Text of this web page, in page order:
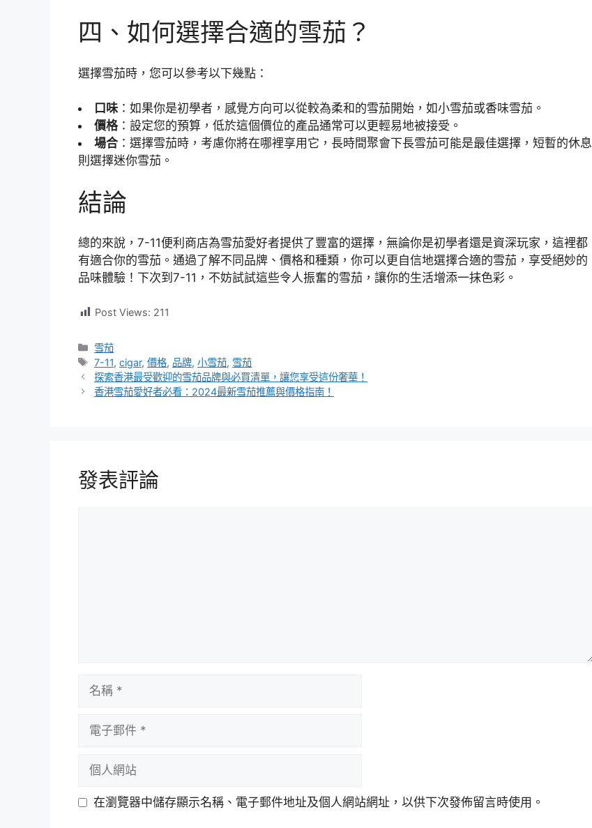
四、如何選擇合適的雪茄？
選擇雪茄時，您可以參考以下幾點：
口味 ：如果你是初學者，感覺方向可以從較為柔和的雪茄開始，如小雪茄或香味雪茄。
價格：設定您的預算，低於這個價位的產品通常可以更輕易地被接受。
場合 ：選擇雪茄時，考慮你將在哪裡享用它，長時間聚會下長雪茄可能是最佳選擇，短暫的休息
則選擇迷你雪茄。
結論
總的來說，7-11便利商店為雪茄愛好者提供了豐富的選擇，無論你是初學者還是資深玩家，這裡都
有適合你的雪茄。通過了解不同品牌、價格和種類，你可以更自信地選擇合適的雪茄，享受絕妙的
品味體驗！下次到7-11，不妨試試這些令人振奮的雪茄，讓你的生活增添一抹色彩。
Post Views: 211
分
類
雪茄
標
籤
7-11,cigar,價格, 品牌,小雪茄, 雪茄
探索香港最受歡迎的雪茄品牌與必買清單，讓您享受這份奢華！
香港雪茄愛好者必看：2024最新雪茄推薦與價格指南！
發表評論
網 在瀏覽器中儲存顯示名稱、電子郵件地址及個人網站網址，以供下次發佈留言時使用。